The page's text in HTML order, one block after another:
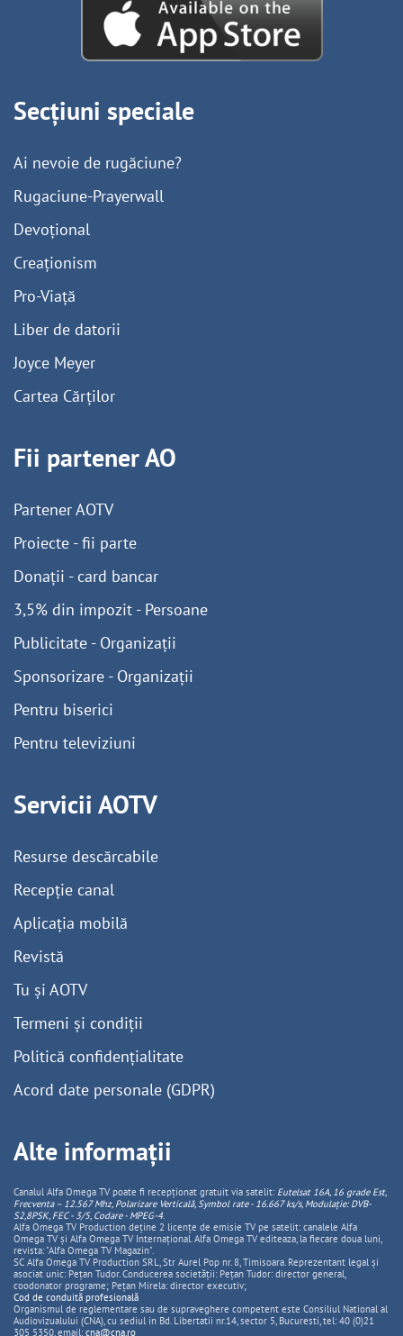
Secțiuni speciale
Ai nevoie de rugăciune?
Rugaciune-Prayerwall
Devoțional
Creaționism
Pro-Viață
Liber de datorii
Joyce Meyer
Cartea Cărților
Fii partener AO
Partener AOTV
Proiecte - fii parte
Donații - card bancar
3,5% din impozit - Persoane
Publicitate - Organizații
Sponsorizare - Organizații
Pentru biserici
Pentru televiziuni
Servicii AOTV
Resurse descărcabile
Recepție canal
Aplicația mobilă
Revistă
Tu și AOTV
Termeni și condiții
Politică confidențialitate
Acord date personale (GDPR)
Alte informații
Canalul Alfa Omega TV poate fi recepționat gratuit via satelit: Eutelsat 16A, 16 grade Est,
Frecventa – 12.567 Mhz, PolarizareVerticală, Symbol rate - 16.667 ks/s, Modulație: DVB-
S2,8PSK, FEC - 3/5, Codare - MPEG-4.
Alfa Omega TV Production deține 2 licențe de emisie TV pe satelit: canalele Alfa
Omega TV și Alfa Omega TV Internațional. Alfa Omega TV editeaza, la fiecare doua luni,
revista: "Alfa Omega TV Magazin".
SC Alfa Omega TV Production SRL, Str Aurel Pop nr. 8, Timisoara. Reprezentant legal și
asociat unic: Pețan Tudor. Conducerea societății: Pețan Tudor: director general,
coodonator programe; Pețan Mirela: director executiv;
Cod de conduită profesională
Organismul de reglementare sau de supraveghere competent este Consiliul National al
Audiovizualului (CNA), cu sediul in Bd. Libertatii nr.14, sector 5, Bucuresti, tel: 40 (0)21
305 5350, email: cna@cna.ro